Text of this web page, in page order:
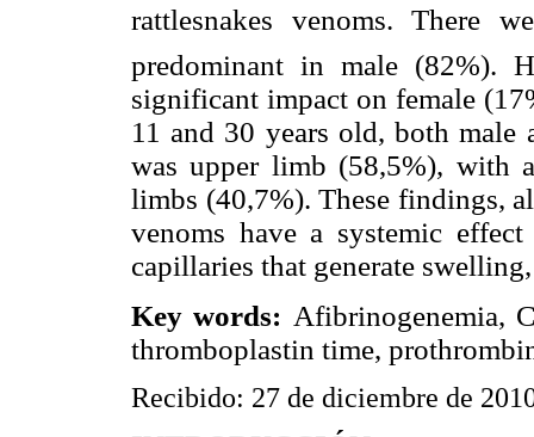
rattlesnakes venoms. There
predominant in male (82%).
significant impact on female
11 and 30 years old, both male
was upper limb (58,5%), with
limbs (40,7%). These findings,
venoms have a systemic
capillaries that generate
Key words: Afibrinogenemia,
thromboplastin time,
Recibido: 27 de diciembre de